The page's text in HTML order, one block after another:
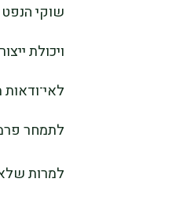
שוקי הנפט
ויכולת
לתמחר
למרות